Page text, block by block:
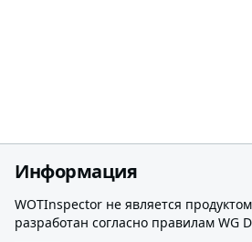
Информация
WOTInspector не является
разработан согласно правилам WG